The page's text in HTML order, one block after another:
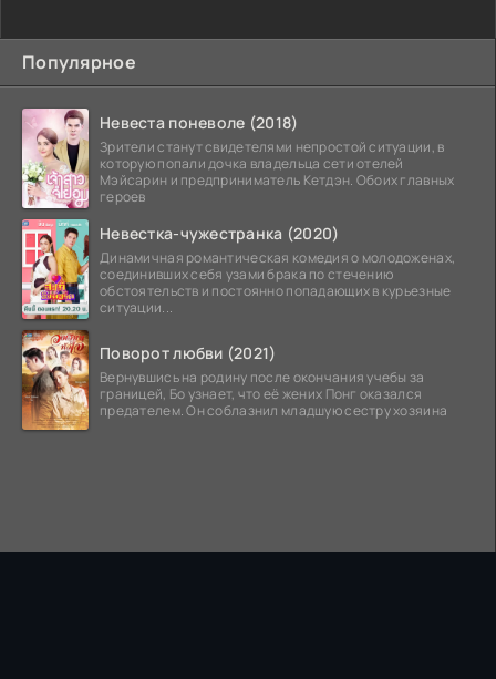
Популярное
Невеста поневоле (2018)
Зрители станут свидетелями непростой ситуации, в
которую попали дочка владельца сети отелей
Мэйсарин и предприниматель Кетдэн. Обоих главных
героев
Невестка-чужестранка (2020)
Динамичная романтическая комедия о молодоженах,
соединивших себя узами брака по стечению
обстоятельств и постоянно попадающих в курьезные
ситуации...
Поворот любви (2021)
Вернувшись на родину после окончания учебы за
границей, Бо узнает, что её жених Понг оказался
предателем. Он соблазнил младшую сестру хозяина